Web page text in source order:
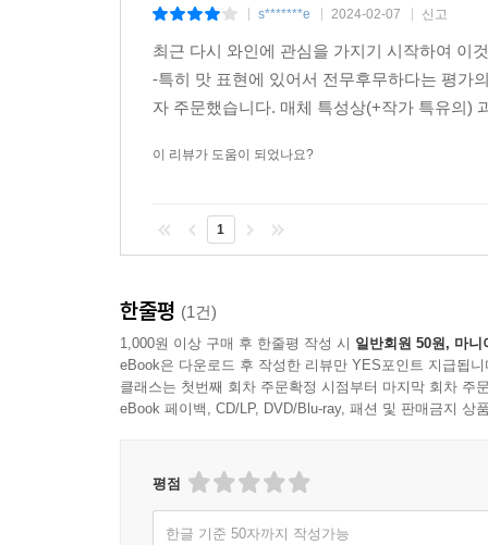
s*******e 2024-02-07 신고
최근 다시 와인에 관심을 가지기 시작하여 이
-특히 맛 표현에 있어서 전무후무하다는 평가
자 주문했습니다. 매체 특성상(+작가 특유의)
이 리뷰가 도움이 되었나요?
1
한줄평 (1건)
1,000원 이상 구매 후 한줄평 작성 시 일반회원 50원, 마니
eBook은 다운로드 후 작성한 리뷰만 YES포인트 지급됩니
클래스는 첫번째 회차 주문확정 시점부터 마지막 회차 주
eBook 페이백, CD/LP, DVD/Blu-ray, 패션 및 판매금지 상
평점
한글 기준 50자까지 작성가능